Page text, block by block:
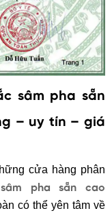
sâm pha sẵn
– uy tín – giá
cửa hàng phân
pha sẵn cao
có thể yên tâm về